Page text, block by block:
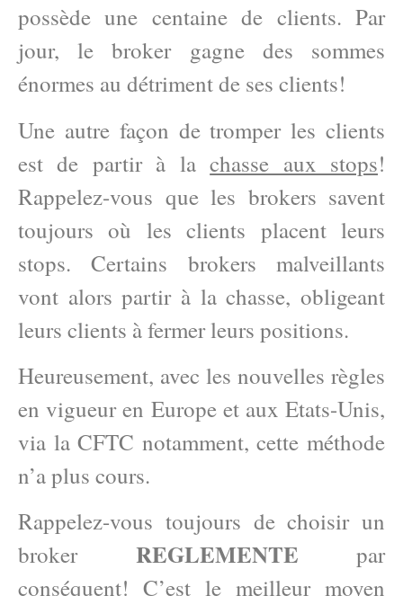
possède une centaine de clients. Par
jour, le broker gagne des sommes
énormes au détriment de ses clients!
Une autre façon de tromper les clients
est de partir à lachasse aux stops!
Rappelez-vous que les brokers savent
toujours où les clients placent leurs
stops. Certains brokers malveillants
vont alors partir à la chasse, obligeant
leurs clients à fermer leurs positions.
Heureusement, avec les nouvelles règles
en vigueur en Europe et aux Etats-Unis,
via la CFTC notamment, cette méthode
n’a plus cours.
Rappelez-vous toujours de choisir un
broker REGLEMENTE par
conséquent! C’est le meilleur moyen